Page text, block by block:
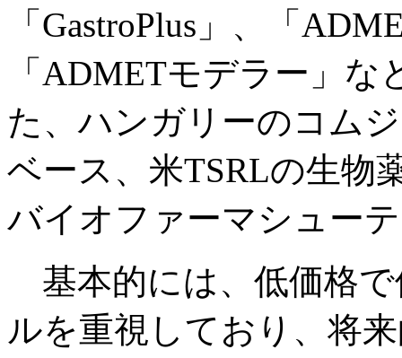
「GastroPlus」、「
「ADMETモデラー」
た、ハンガリーのコム
ベース、米TSRLの生物
バイオファーマシュー
基本的には、低価格
ルを重視しており、将